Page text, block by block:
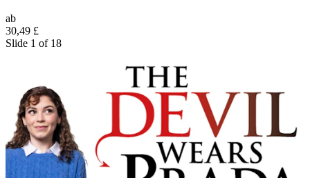
ab
30,49 £
Slide 1 of 18